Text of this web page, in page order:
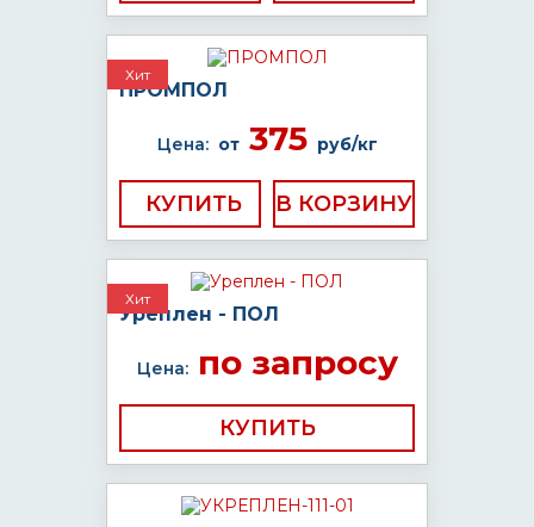
Хит
ПРОМПОЛ
Цена: от375 руб/кг
КУПИТЬ
Хит
Уреплен - ПОЛ
Цена:по запросу
КУПИТЬ